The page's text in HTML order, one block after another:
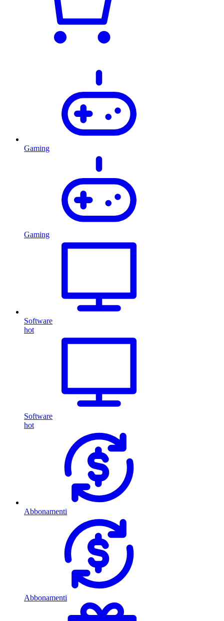
Gaming
Gaming
Software
hot
Software
hot
Abbonamenti
Abbonamenti